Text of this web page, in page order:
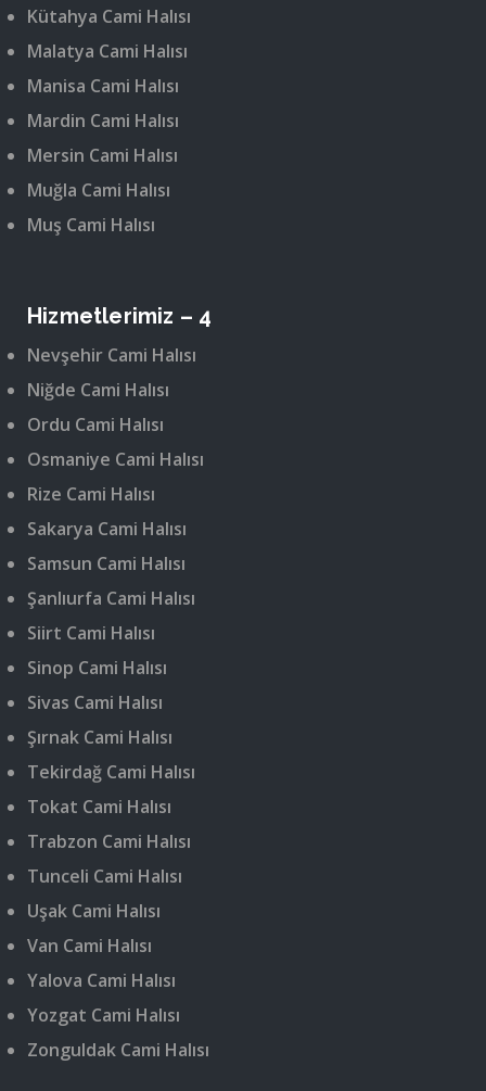
Kütahya Cami Halısı
Malatya Cami Halısı
Manisa Cami Halısı
Mardin Cami Halısı
Mersin Cami Halısı
Muğla Cami Halısı
Muş Cami Halısı
Hizmetlerimiz – 4
Nevşehir Cami Halısı
Niğde Cami Halısı
Ordu Cami Halısı
Osmaniye Cami Halısı
Rize Cami Halısı
Sakarya Cami Halısı
Samsun Cami Halısı
Şanlıurfa Cami Halısı
Siirt Cami Halısı
Sinop Cami Halısı
Sivas Cami Halısı
Şırnak Cami Halısı
Tekirdağ Cami Halısı
Tokat Cami Halısı
Trabzon Cami Halısı
Tunceli Cami Halısı
Uşak Cami Halısı
Van Cami Halısı
Yalova Cami Halısı
Yozgat Cami Halısı
Zonguldak Cami Halısı